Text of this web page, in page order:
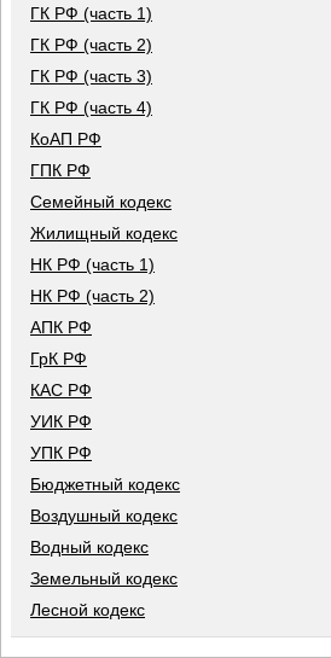
ГК РФ (часть 1)
ГК РФ (часть 2)
ГК РФ (часть 3)
ГК РФ (часть 4)
КоАП РФ
ГПК РФ
Семейный кодекс
Жилищный кодекс
НК РФ (часть 1)
НК РФ (часть 2)
АПК РФ
ГрК РФ
КАС РФ
УИК РФ
УПК РФ
Бюджетный кодекс
Воздушный кодекс
Водный кодекс
Земельный кодекс
Лесной кодекс